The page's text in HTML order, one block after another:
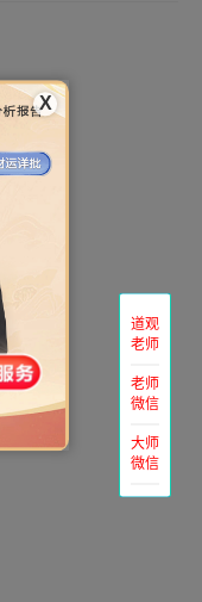
道观
老师
老师
微信
大师
微信
X